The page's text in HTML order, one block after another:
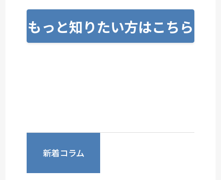
もっと知りたい方はこちら
新着コラム